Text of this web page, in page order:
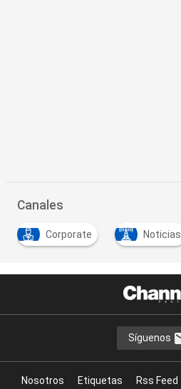
Canales
Corporate Noticias
Síguenos
Nosotros Etiquetas Rss Feed